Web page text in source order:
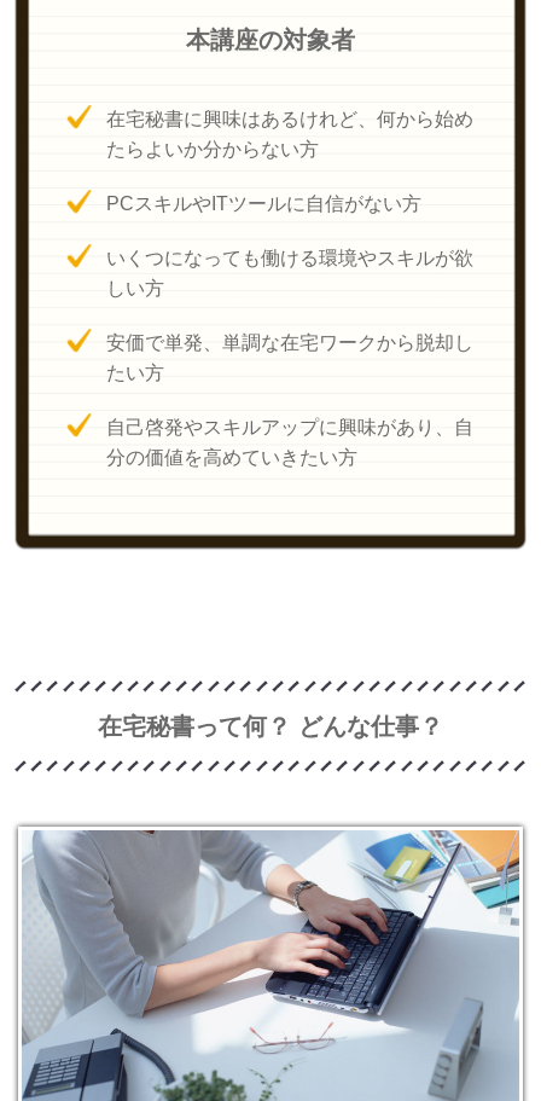
本講座の対象者
在宅秘書に興味はあるけれど、何から始め
たらよいか分からない方
PCスキルやITツールに自信がない方
いくつになっても働ける環境やスキルが欲
しい方
安価で単発、単調な在宅ワークから脱却し
たい方
自己啓発やスキルアップに興味があり、自
分の価値を高めていきたい方
在宅秘書って何？ どんな仕事？